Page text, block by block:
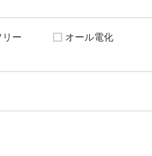
リー
オール電化